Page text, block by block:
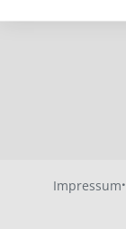
Impressum·